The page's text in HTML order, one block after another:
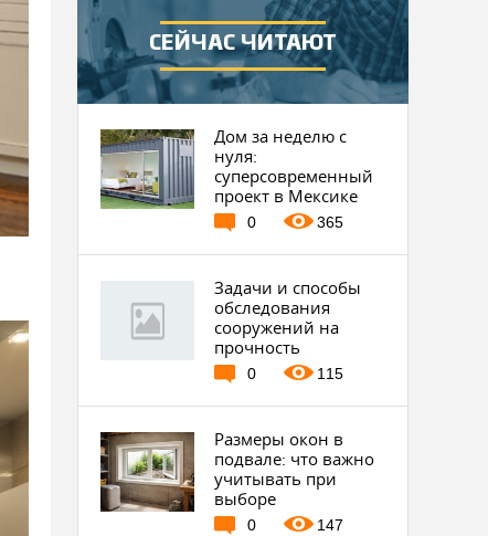
СЕЙЧАС ЧИТАЮТ
Дом за неделю с
нуля:
суперсовременный
проект в Мексике
0 365
Задачи и способы
обследования
сооружений на
прочность
0 115
Размеры окон в
подвале: что важно
учитывать при
выборе
0 147